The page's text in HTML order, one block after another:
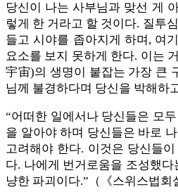
당신이 나는 사부님과 맞선 게
렇게 한 거라고 할 것이다. 질투
들고 시야를 좁아지게 하며, 여
요소를 보지 못하게 한다. 이는
宇宙)의 생명이 붙잡는 가장 큰
님께 불경하다며 당신을 박해하
“어떠한 일에서나 당신들은 모
을 알아야 하며 당신들은 바로
고려해야 한다. 이것은 당신들
다. 나에게 번거로움을 조성했
냥한 파괴이다.”（《스위스법회